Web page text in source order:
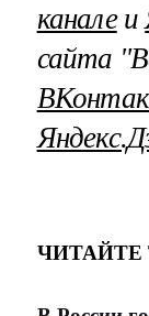
каналеи
сайта
ЧИТАЙТЕ